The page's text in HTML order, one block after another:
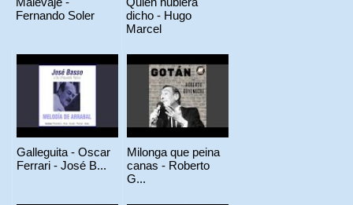
Fernando Soler
dicho - Hugo
Marcel
Galleguita - Oscar
Ferrari - José B...
Milonga que peina
canas - Roberto
G...